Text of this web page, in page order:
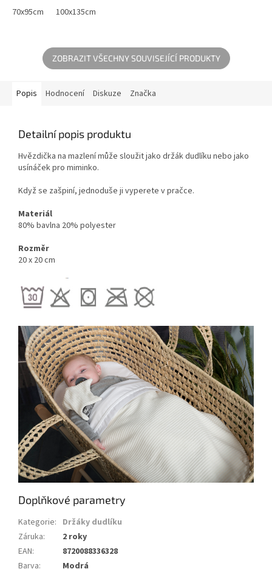
70x95cm
100x135cm
ZOBRAZIT VŠECHNY SOUVISEJÍCÍ PRODUKTY
Popis Hodnocení Diskuze Značka
Detailní popis produktu
Hvězdička na mazlení může sloužit jako držák dudlíku nebo jako
usínáček pro miminko.
Když se zašpiní, jednoduše ji vyperete v pračce.
Materiál
80% bavlna 20% polyester
Rozměr
20 x 20 cm
Doplňkové parametry
Kategorie: Držáky dudlíku
Záruka:
2 roky
EAN:
8720088336328
Barva: Modrá